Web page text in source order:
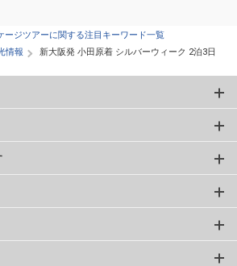
ージツアーに関する注目キーワード一覧
情報
新大阪発 小田原着 シルバーウィーク 2泊3日